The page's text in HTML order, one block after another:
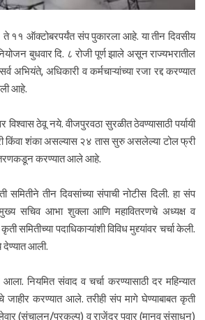
ते ११ ऑक्टोबरपर्यंत संप पुकारला आहे. या तीन दिवसीय
बुधवार दि. ८ रोजी पूर्ण झाले असून राज्यभरातील
अधिकारी व कर्मचाऱ्यांच्या रजा रद्द करण्यात
आहे.
ठेवू नये. वीजपुरवठा सुरळीत ठेवण्यासाठी पर्यायी
किंवा शंका असल्यास २४ तास सुरु असलेल्या टोल फ्री
करण्यात आले आहे.
तीन दिवसांच्या संपाची नोटीस दिली. हा संप
मुख्य सचिव आभा शुक्ला आणि महावितरणचे अध्यक्ष व
पदाधिकाऱ्यांशी विविध मुद्द्यांवर चर्चा केली.
देण्यात आली.
नियमित संवाद व चर्चा करण्यासाठी दर महिन्यात
करण्यात आले. तरीही संप मागे घेण्याबाबत कृती
(संचालन/प्रकल्प) व राजेंद्र पवार (मानव संसाधन)